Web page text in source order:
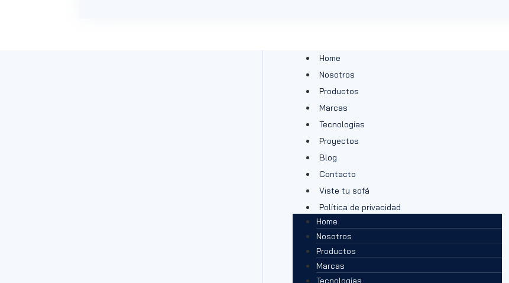
Home
Nosotros
Productos
Marcas
Tecnologías
Proyectos
Blog
Contacto
Viste tu sofá
Política de privacidad
Home
Nosotros
Productos
Marcas
Tecnologías